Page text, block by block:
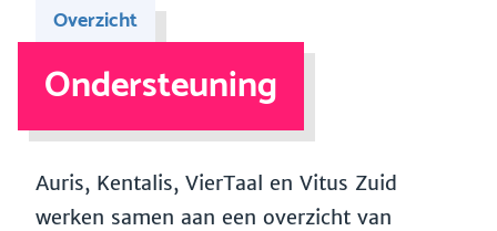
Overzicht
Ondersteuning
Auris, Kentalis, VierTaal en Vitus Zuid
werken samen aan een overzicht van